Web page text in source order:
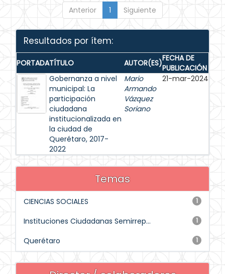
Anterior 1 Siguiente
Resultados por ítem:
PORTADATÍTULO AUTOR(ES)FECHA DE
PUBLICACIÓN
Gobernanza a nivel
municipal: La
participación
ciudadana
institucionalizada en
la ciudad de
Querétaro, 2017-
2022
Mario
Armando
Vázquez
Soriano
21-mar-2024
Temas
1
CIENCIAS SOCIALES
1
Instituciones Ciudadanas Semirrep...
1
Querétaro